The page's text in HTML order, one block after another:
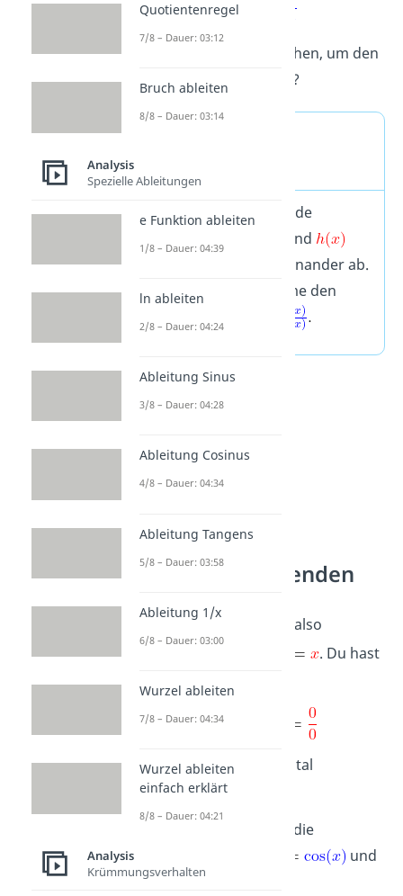
Was musst du also machen, um den
Grenzwert zu ermitteln?
Schritt 1:Leite beide
und
unabhängig voneinander ab.
Schritt 2:
Bestimme den
l’Hospital verwenden
Gesucht ist
, also
. Du hast
Somit kannst du l’Hospital
anwenden!
Berechne die
und
Quotientenregel
7/8 – Dauer: 03:12
Bruch ableiten
8/8 – Dauer: 03:14
Analysis
Spezielle Ableitungen
e Funktion ableiten
1/8 – Dauer: 04:39
ln ableiten
2/8 – Dauer: 04:24
Ableitung Sinus
3/8 – Dauer: 04:28
Ableitung Cosinus
4/8 – Dauer: 04:34
Ableitung Tangens
5/8 – Dauer: 03:58
Ableitung 1/x
6/8 – Dauer: 03:00
Wurzel ableiten
7/8 – Dauer: 04:34
Wurzel ableiten
einfach erklärt
8/8 – Dauer: 04:21
Analysis
Krümmungsverhalten